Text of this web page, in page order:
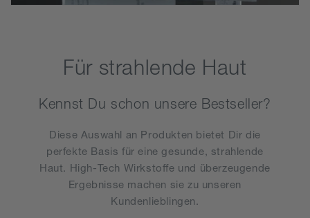
Für strahlende Haut
Kennst Du schon unsere Bestseller?
Diese Auswahl an Produkten bietet Dir die
perfekte Basis für eine gesunde, strahlende
Haut. High-Tech Wirkstoffe und überzeugende
Ergebnisse machen sie zu unseren
Kundenlieblingen.